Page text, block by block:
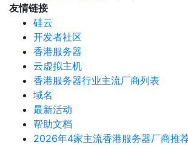
友情链接
硅云
开发者社区
香港服务器
云虚拟主机
香港服务器行业主流厂商列表
域名
最新活动
帮助文档
2026年4家主流香港服务器厂商推